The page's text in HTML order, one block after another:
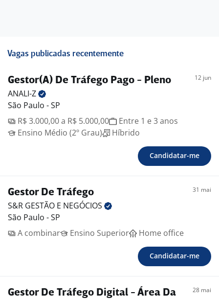
Vagas publicadas recentemente
Gestor(A) De Tráfego Pago - Pleno 12 jun
ANALI-Z
São Paulo - SP
R$ 3.000,00 a R$ 5.000,00
Entre 1 e 3 anos
Ensino Médio (2º Grau)
Híbrido
Candidatar-me
Gestor De Tráfego 31 mai
S&R GESTÃO E NEGÓCIOS
São Paulo - SP
A combinar
Ensino Superior Home office
Candidatar-me
Gestor De Tráfego Digital - Área Da
28 mai